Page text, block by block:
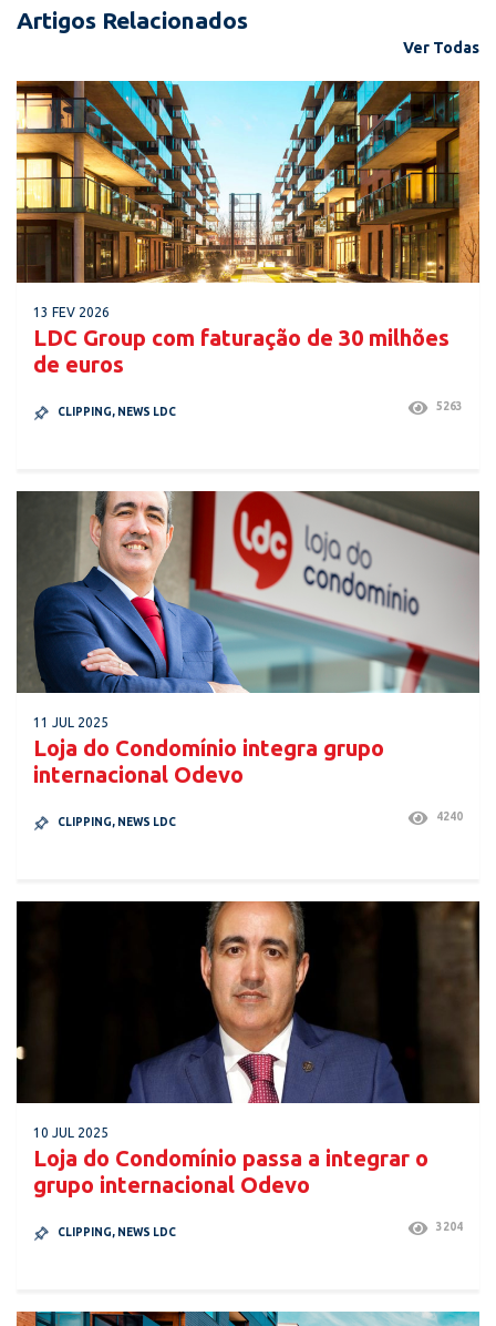
Artigos Relacionados
Ver Todas
13 FEV 2026
LDC Group com faturação de 30 milhões
de euros
CLIPPING, NEWS LDC 5263
11 JUL 2025
Loja do Condomínio integra grupo
internacional Odevo
CLIPPING, NEWS LDC 4240
10 JUL 2025
Loja do Condomínio passa a integrar o
grupo internacional Odevo
CLIPPING, NEWS LDC 3204